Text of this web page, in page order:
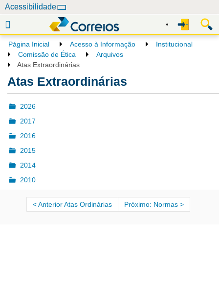
Acessibilidade
Página Inicial Acesso à Informação
Institucional
Comissão de Ética
Arquivos
Atas Extraordinárias
Atas Extraordinárias
2026
2017
2016
2015
2014
2010
Anterior Atas Ordinárias Próximo: Normas